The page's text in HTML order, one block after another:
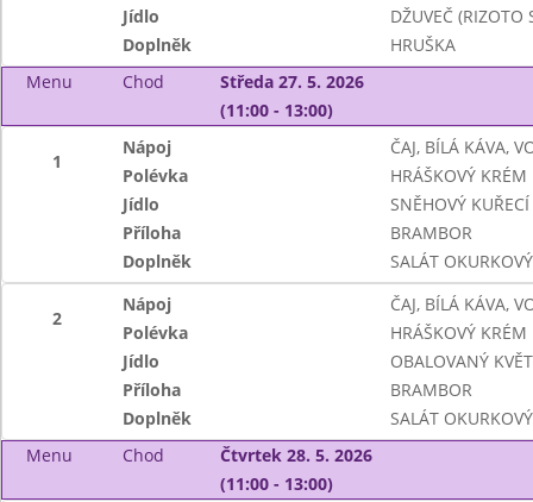
Jídlo
DŽUVEČ (RIZOTO
Doplněk
HRUŠKA
Menu
Chod
Středa 27. 5. 2026
(11:00 - 13:00)
1
Nápoj
ČAJ, BÍLÁ KÁVA,
Polévka
HRÁŠKOVÝ KRÉM
Jídlo
SNĚHOVÝ
Příloha
BRAMBOR
Doplněk
SALÁT
2
Nápoj
ČAJ, BÍLÁ KÁVA,
Polévka
HRÁŠKOVÝ KRÉM
Jídlo
OBALOVANÝ
Příloha
BRAMBOR
Doplněk
SALÁT
Menu
Chod
Čtvrtek 28. 5. 2026
(11:00 - 13:00)